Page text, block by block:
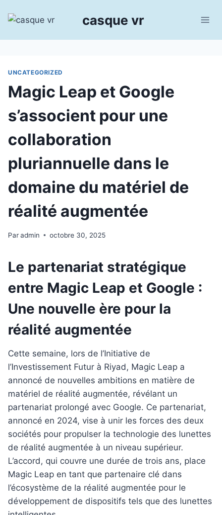
au
casque vr
UNCATEGORIZED
Magic Leap et Google
s’associent pour une
collaboration
pluriannuelle dans le
domaine du matériel de
réalité augmentée
Paradmin octobre 30, 2025
Le partenariat stratégique
entre Magic Leap et Google :
Une nouvelle ère pour la
réalité augmentée
Cette semaine, lors de l’Initiative de
l’Investissement Futur à Riyad, Magic Leap a
annoncé de nouvelles ambitions en matière de
matériel de réalité augmentée, révélant un
partenariat prolongé avec Google. Ce partenariat,
annoncé en 2024, vise à unir les forces des deux
sociétés pour propulser la technologie des lunettes
de réalité augmentée à un niveau supérieur.
L’accord, qui couvre une durée de trois ans, place
Magic Leap en tant que partenaire clé dans
l’écosystème de la réalité augmentée pour le
développement de dispositifs tels que des lunettes